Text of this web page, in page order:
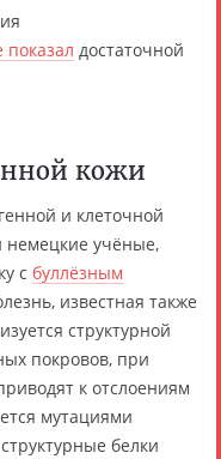
показал достаточной
кожи
и клеточной
немецкие учёные,
с буллёзным
известная также
структурной
покровов, при
к отслоениям
мутациями
белки